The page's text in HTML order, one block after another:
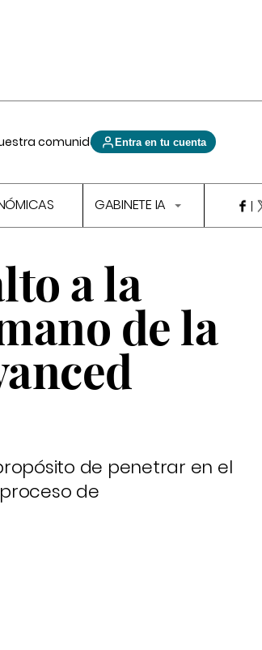
comunidad Entra en tu cuenta
GABINETE IA
a la
de la
de penetrar en el
de